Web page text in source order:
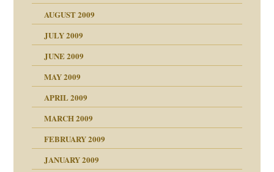
AUGUST 2009
JULY 2009
JUNE 2009
MAY 2009
APRIL 2009
MARCH 2009
FEBRUARY 2009
JANUARY 2009